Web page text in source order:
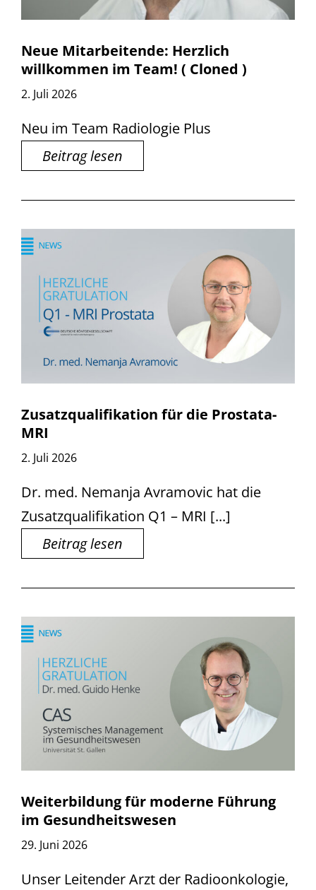
Neue Mitarbeitende: Herzlich
willkommen im Team! ( Cloned )
2. Juli 2026
Neu im Team Radiologie Plus
Beitrag lesen
Zusatzqualifikation für die Prostata-
MRI
2. Juli 2026
Dr. med. Nemanja Avramovic hat die
Zusatzqualifikation Q1 – MRI [...]
Beitrag lesen
Weiterbildung für moderne Führung
im Gesundheitswesen
29. Juni 2026
Unser Leitender Arzt der Radioonkologie,